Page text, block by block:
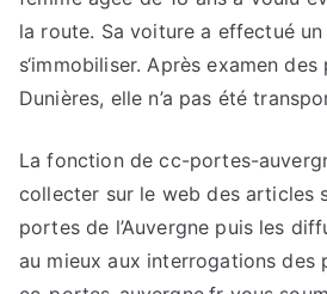
la route. Sa voiture a effectué
s‘immobiliser. Après examen
Dunières, elle n’a pas été
La fonction de cc-portes-
collecter sur le web des articles
portes de l’Auvergne puis les
au mieux aux interrogations des